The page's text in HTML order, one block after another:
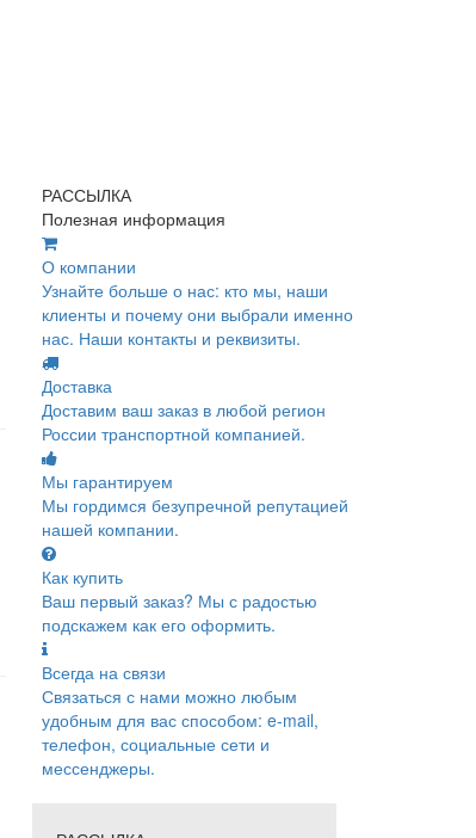
РАССЫЛКА
Полезная информация
О компании
Узнайте больше о нас: кто мы, наши
клиенты и почему они выбрали именно
нас. Наши контакты и реквизиты.
Доставка
Доставим ваш заказ в любой регион
России транспортной компанией.
Мы гарантируем
Мы гордимся безупречной репутацией
нашей компании.
Как купить
Ваш первый заказ? Мы с радостью
подскажем как его оформить.
Всегда на связи
Связаться с нами можно любым
удобным для вас способом: e-mail,
телефон, социальные сети и
мессенджеры.